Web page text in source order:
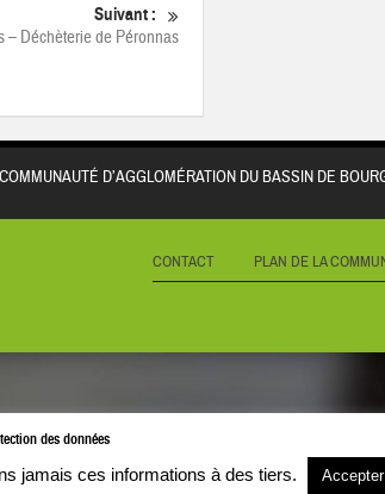
Suivant :
– Déchèterie de Péronnas
COMMUNAUTÉ D’AGGLOMÉRATION DU BASSIN DE
CONTACT PLAN DE LA
des données
jamais ces informations à des tiers. Accepter